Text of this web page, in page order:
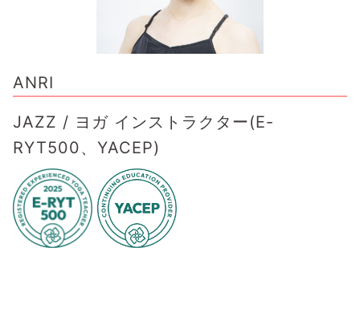
ANRI
JAZZ / ヨガ インストラクター(E-
RYT500、YACEP)